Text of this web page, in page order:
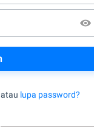
atau lupa password?